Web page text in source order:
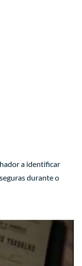
a identificar
durante o